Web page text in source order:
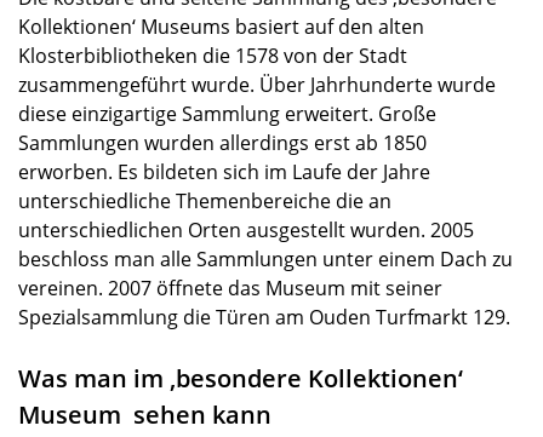
Kollektionen‘ Museums basiert auf den alten
Klosterbibliotheken die 1578 von der Stadt
zusammengeführt wurde. Über Jahrhunderte wurde
diese einzigartige Sammlung erweitert. Große
Sammlungen wurden allerdings erst ab 1850
erworben. Es bildeten sich im Laufe der Jahre
unterschiedliche Themenbereiche die an
unterschiedlichen Orten ausgestellt wurden. 2005
beschloss man alle Sammlungen unter einem Dach zu
vereinen. 2007 öffnete das Museum mit seiner
Spezialsammlung die Türen am Ouden Turfmarkt 129.
Was man im ‚besondere Kollektionen‘
Museum sehen kann